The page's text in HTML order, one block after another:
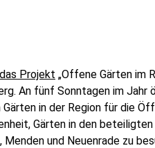
Projekt „Offene Gärten im
An fünf Sonntagen im Jahr
in der Region für die
Gärten in den
Menden und Neuenrade zu